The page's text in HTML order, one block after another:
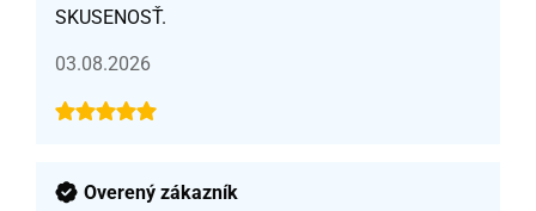
SKUSENOSŤ.
03.08.2026
Overený zákazník